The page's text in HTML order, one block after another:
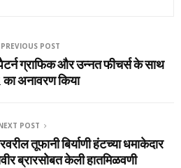
PREVIOUS POST
पैटर्न ग्राफिक और उन्नत फीचर्स के साथ
अनावरण किया
POST
तूफानी बिर्याणी हंटच्‍या धमाकेदार
ब्रारसोबत केली हातमिळवणी